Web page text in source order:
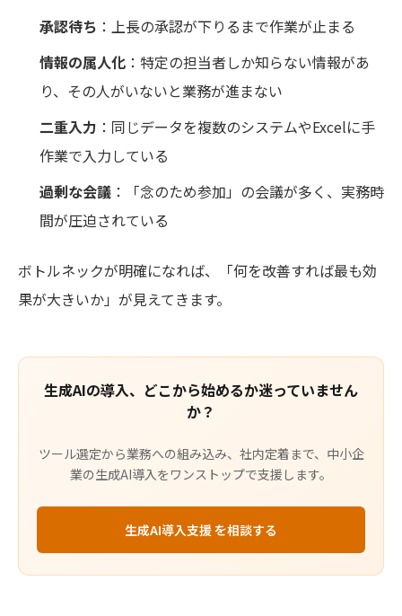
承認待ち ：上長の承認が下りるまで作業が止まる
情報の属人化 ：特定の担当者しか知らない情報があ
り、その人がいないと業務が進まない
二重入力 ：同じデータを複数のシステムやExcelに手
作業で入力している
過剰な会議 ：「念のため参加」の会議が多く、実務時
間が圧迫されている
ボトルネックが明確になれば、「何を改善すれば最も効
果が大きいか」が見えてきます。
生成AIの導入、どこから始めるか迷っていません
か？
ツール選定から業務への組み込み、社内定着まで、中小企
業の生成AI導入をワンストップで支援します。
生成AI導入支援 を相談する